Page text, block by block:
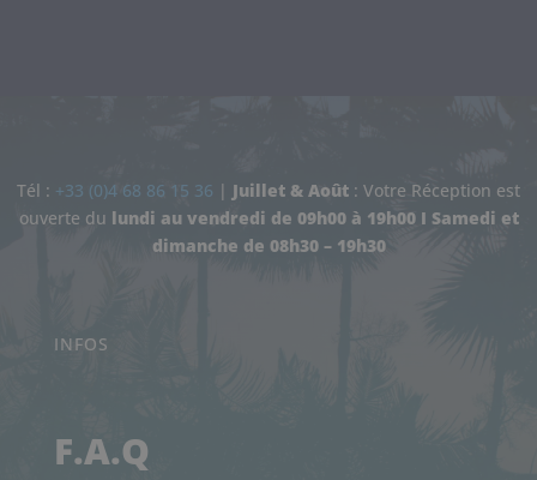
Tél : +33 (0)4 68 86 15 36 | Juillet & Août : Votre Réception est
ouverte du lundi au vendredi de 09h00 à 19h00 I Samedi et
dimanche de 08h30 – 19h30
INFOS
F.A.Q